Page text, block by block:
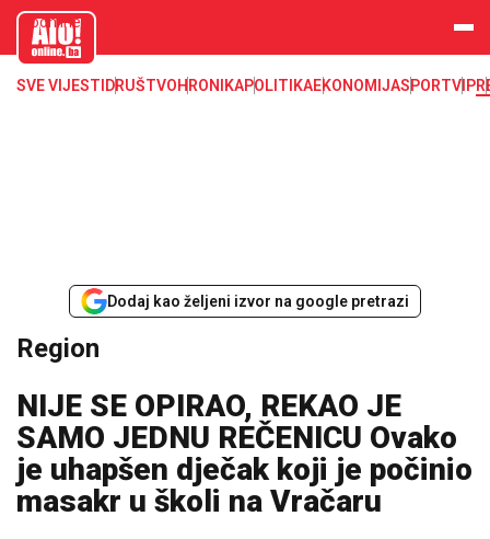
aloonline.b
SVE VIJESTI DRUŠTVOHRONIKAPOLITIKAEKONOMIJASPORTVIP
Dodaj kao željeni izvor na google pretrazi
Region
NIJE SE OPIRAO, REKAO JE
SAMO JEDNU REČENICU Ovako
je uhapšen dječak koji je počinio
masakr u školi na Vračaru